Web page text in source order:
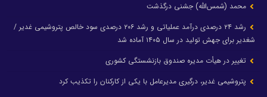
محمد (شمس‌الله) جشنی درگذشت
رشد ۲۴ درصدی درآمد عملیاتی و رشد ۲۰۶ درصدی سود خالص پتروشیمی غدیر /
شغدیر برای جهش تولید در سال ۱۴۰۵ آماده شد
تغییر در هیأت مدیره صندوق بازنشستگی کشوری
پتروشیمی غدیر، درگیری مدیرعامل با یکی از کارکنان را تکذیب کرد